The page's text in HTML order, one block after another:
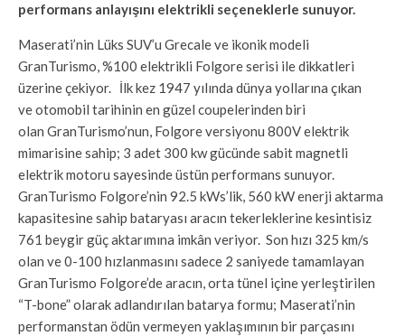
performans anlayışını elektrikli seçeneklerle sunuyor.
Maserati’nin Lüks SUV’u Grecale ve ikonik modeli
GranTurismo, %100 elektrikli Folgore serisi ile dikkatleri
üzerine çekiyor. İlk kez 1947 yılında dünya yollarına çıkan
ve otomobil tarihinin en güzel coupelerinden biri
olan GranTurismo’nun, Folgore versiyonu 800V elektrik
mimarisine sahip; 3 adet 300 kw gücünde sabit magnetli
elektrik motoru sayesinde üstün performans sunuyor.
GranTurismo Folgore’nin 92.5 kWs’lik, 560 kW enerji aktarma
kapasitesine sahip bataryası aracın tekerleklerine kesintisiz
761 beygir güç aktarımına imkân veriyor. Son hızı 325 km/s
olan ve 0-100 hızlanmasını sadece 2 saniyede tamamlayan
GranTurismo Folgore’de aracın, orta tünel içine yerleştirilen
“T-bone” olarak adlandırılan batarya formu; Maserati’nin
performanstan ödün vermeyen yaklaşımının bir parçasını